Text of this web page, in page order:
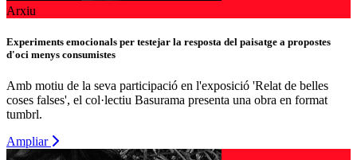
Arxiu
Experiments emocionals per testejar la resposta del paisatge a propostes
d'oci menys consumistes
Amb motiu de la seva participació en l'exposició 'Relat de belles
coses falses', el col·lectiu Basurama presenta una obra en format
tumbrl.
Ampliar